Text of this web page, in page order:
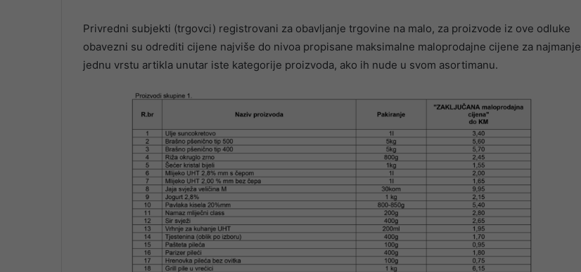
Privredni subjekti (trgovci) registrovani za obavljanje trgovine na malo, za proizvode iz ove odluke
obavezni su odrediti cijene najviše do nivoa propisane maksimalne maloprodajne cijene za najmanje
jednu vrstu artikla unutar iste kategorije proizvoda, ako ih nude u svom asortimanu.